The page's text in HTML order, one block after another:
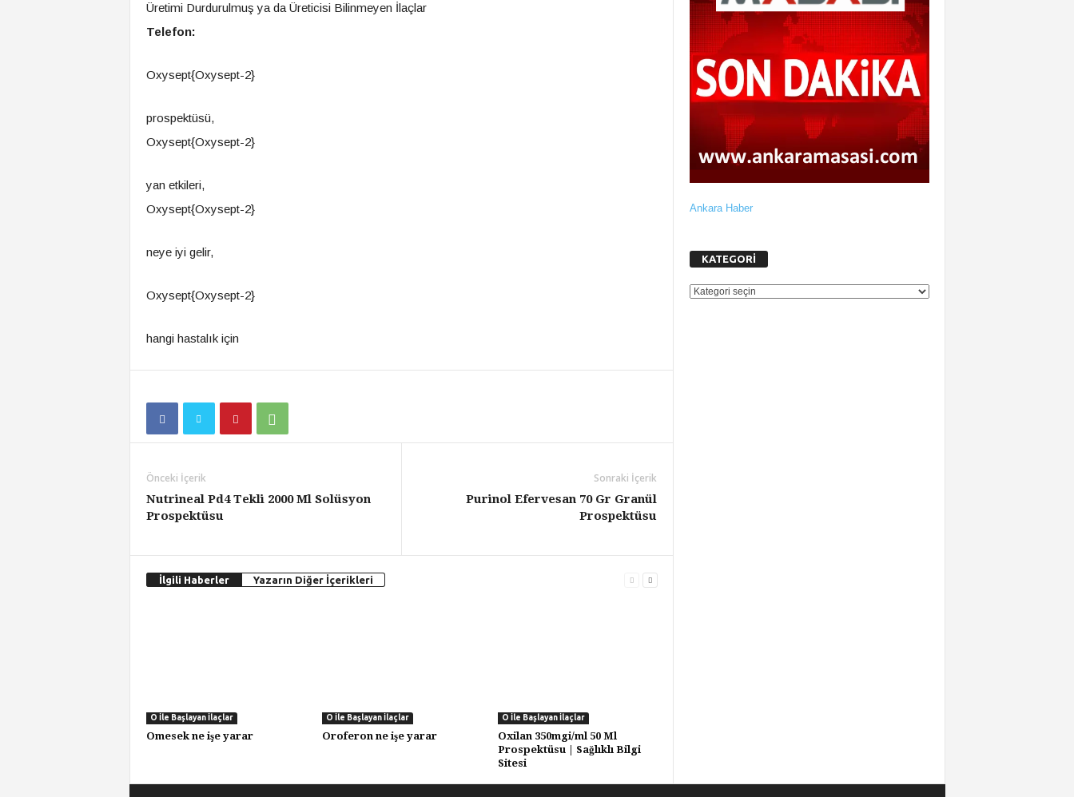
Üretimi Durdurulmuş ya da Üreticisi Bilinmeyen İlaçlar
Telefon:
Oxysept{Oxysept-2}
prospektüsü,
Oxysept{Oxysept-2}
yan etkileri,
Oxysept{Oxysept-2}
neye iyi gelir,
Oxysept{Oxysept-2}
hangi hastalık için
Önceki İçerik
Nutrineal Pd4 Tekli 2000 Ml Solüsyon
Prospektüsu
Sonraki İçerik
Purinol Efervesan 70 Gr Granül
Prospektüsu
İlgili Haberler Yazarın Diğer İçerikleri
O İle Başlayan İlaçlar
Omesek ne işe yarar
O İle Başlayan İlaçlar
Oroferon ne işe yarar
O İle Başlayan İlaçlar
Oxilan 350mgi/ml 50 Ml
Prospektüsu | Sağlıklı Bilgi
Sitesi
Ankara Haber
KATEGORİ
KATEGORİ